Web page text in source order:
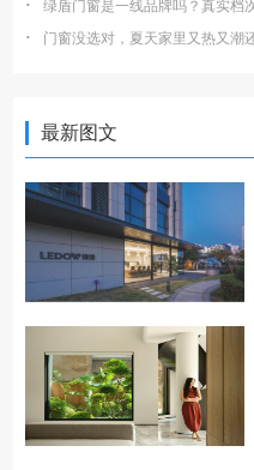
· 绿盾门窗是一线品牌吗？真实档
· 门窗没选对，夏天家里又热又潮
最新图文